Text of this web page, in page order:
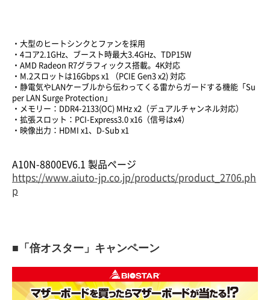
・大型のヒートシンクとファンを採用
・4コア2.1GHz、ブースト時最大3.4GHz、TDP15W
・AMD Radeon R7グラフィックス搭載。4K対応
・M.2スロットは16Gbps x1 （PCIE Gen3 x2) 対応
・静電気やLANケーブルから伝わってくる雷からガードする機能「Su
per LAN Surge Protection」
・メモリー：DDR4-2133(OC) MHz x2（デュアルチャンネル対応）
・拡張スロット：PCI-Express3.0 x16（信号はx4）
・映像出力：HDMI x1、D-Sub x1
A10N-8800EV6.1 製品ページ
https://www.aiuto-jp.co.jp/products/product_2706.ph
p
■「倍オスター」キャンペーン